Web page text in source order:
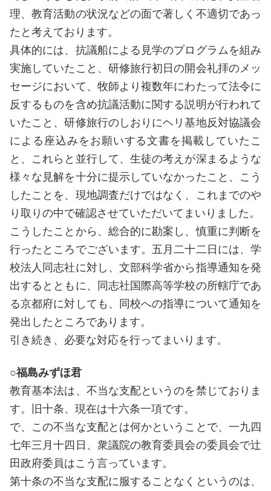
理、教育活動の状況などの面で著しく不適切であっ
たと考えております。
具体的には、抗議船による見学のプログラムを組み
実施していたこと、研修旅行初日の開会礼拝のメッ
セージにおいて、牧師より複数年にわたって法令に
反するものを含め抗議活動に関する説明が行われて
いたこと、研修旅行のしおりにヘリ基地反対協議会
による座込みをお願いする文書を掲載していたこ
と、これらと並行して、生徒の考えが深まるような
様々な見解を十分に提示していなかったこと、こう
したことを、現地調査だけではなく、これまでのや
り取りの中で確認させていただいてまいりました。
こうしたことから、総合的に勘案し、慎重に判断を
行ったところでございます。五月二十二日には、学
校法人同志社に対し、文部科学省から指導通知を発
出するとともに、同志社国際高等学校の所轄庁であ
る京都府に対しても、同校への指導について通知を
発出したところであります。
引き続き、必要な対応を行ってまいります。
○福島みずほ君
教育基本法は、不当な支配というのを禁じておりま
す。旧十条、現在は十六条一項です。
で、この不当な支配とは何かということで、一九四
七年三月十四日、衆議院の教育委員会の委員会で辻
田政府委員はこう言っています。
第十条の不当な支配に服することなくというのは、